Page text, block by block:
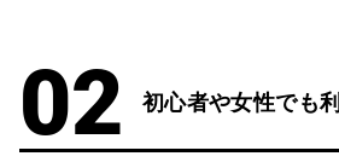
初心者や女性でも